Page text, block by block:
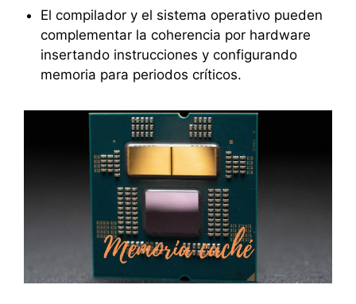
El compilador y el sistema operativo pueden
complementar la coherencia por hardware
insertando instrucciones y configurando
memoria para periodos críticos.